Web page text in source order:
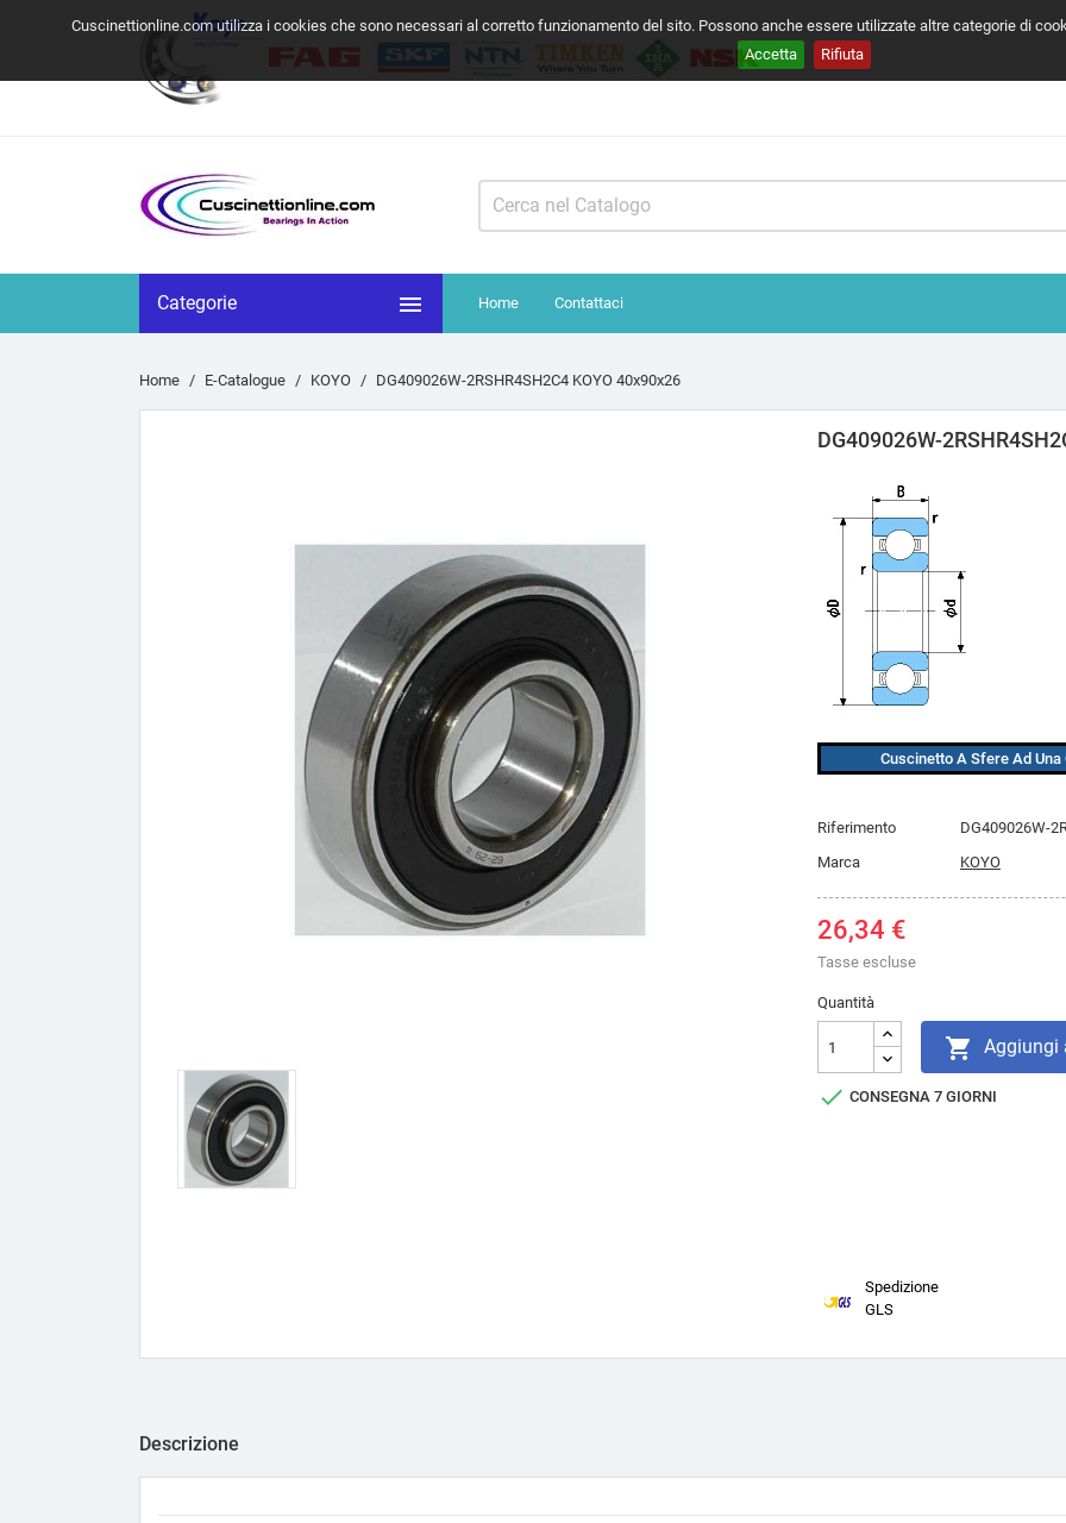
Cuscinettionline.com utilizza i cookies che sono necessari al corretto funzionamento del sito. Possono anche essere utilizzate altre categorie di
Accetta
Rifiuta
Categorie  Home Contattaci
Home E-Catalogue KOYO DG409026W-2RSHR4SH2C4 KOYO 40x90x26
DG409026W-
Cuscinetto A Sfere Ad Una
Riferimento
DG409026W-
Marca
KOYO
26,34 €
Tasse escluse
Quantità
 Aggiungi
 CONSEGNA 7 GIORNI
Spedizione
GLS
Descrizione